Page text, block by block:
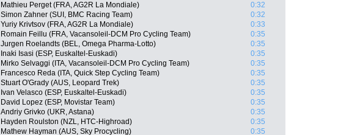
Mathieu Perget (FRA, AG2R La Mondiale)
0:32
Simon Zahner (SUI, BMC Racing Team)
0:32
Yuriy Krivtsov (FRA, AG2R La Mondiale)
0:33
Romain Feillu (FRA, Vacansoleil-DCM Pro Cycling Team)
0:35
Jurgen Roelandts (BEL, Omega Pharma-Lotto)
0:35
Inaki Isasi (ESP, Euskaltel-Euskadi)
0:35
Mirko Selvaggi (ITA, Vacansoleil-DCM Pro Cycling Team)
0:35
Francesco Reda (ITA, Quick Step Cycling Team)
0:35
Stuart O'Grady (AUS, Leopard Trek)
0:35
Ivan Velasco (ESP, Euskaltel-Euskadi)
0:35
David Lopez (ESP, Movistar Team)
0:35
Andriy Grivko (UKR, Astana)
0:35
Hayden Roulston (NZL, HTC-Highroad)
0:35
Mathew Hayman (AUS, Sky Procycling)
0:35